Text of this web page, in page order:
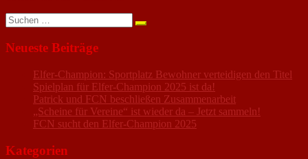
Suchen
nach:
Neueste Beiträge
Elfer-Champion: Sportplatz Bewohner verteidigen den Titel
Spielplan für Elfer-Champion 2025 ist da!
Patrick und FCN beschließen Zusammenarbeit
„Scheine für Vereine“ ist wieder da – Jetzt sammeln!
FCN sucht den Elfer-Champion 2025
Kategorien